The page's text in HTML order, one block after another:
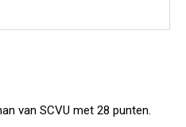
van SCVU met 28 punten.